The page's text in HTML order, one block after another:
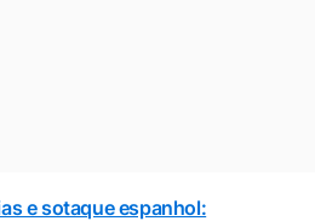
e sotaque espanhol: